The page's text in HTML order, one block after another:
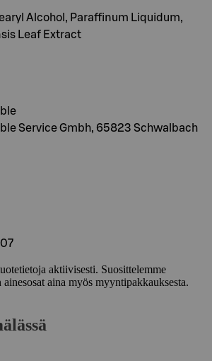
Alcohol, Paraffinum Liquidum,
Leaf Extract
Service Gmbh, 65823 Schwalbach
aktiivisesti. Suosittelemme
aina myös myyntipakkauksesta.